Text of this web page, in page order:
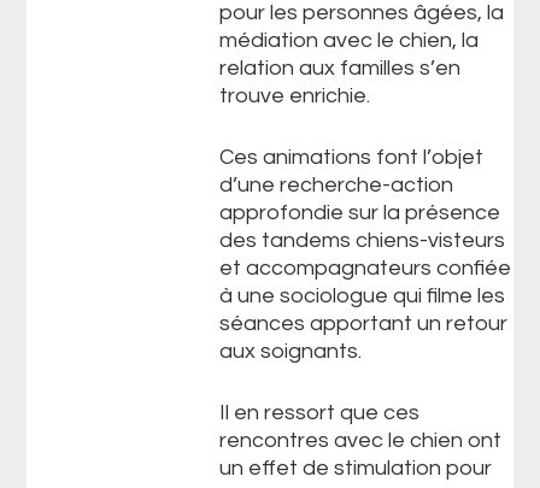
pour les personnes âgées, la
médiation avec le chien, la
relation aux familles s’en
trouve enrichie.
Ces animations font l’objet
d’une recherche-action
approfondie sur la présence
des tandems chiens-visteurs
et accompagnateurs confiée
à une sociologue qui filme les
séances apportant un retour
aux soignants.
Il en ressort que ces
rencontres avec le chien ont
un effet de stimulation pour